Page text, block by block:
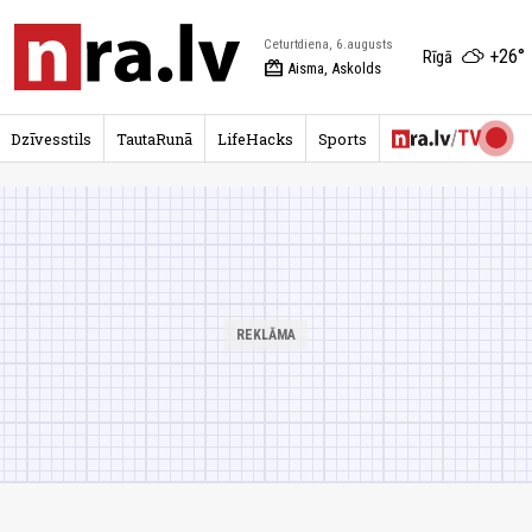
Ceturtdiena, 6.augusts
redeem Aisma, Askolds
Rīgā +26°
Dzīvesstils TautaRunā LifeHacks Sports